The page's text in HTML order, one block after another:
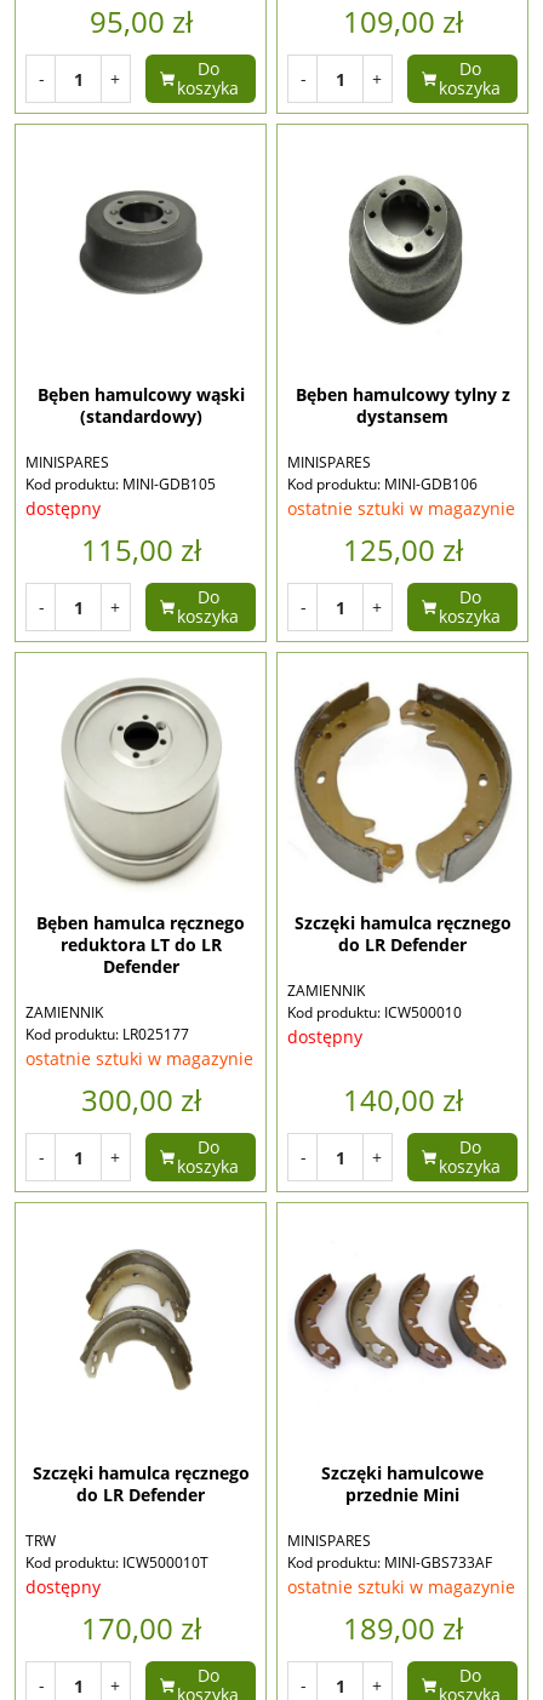
95,00 zł
- +
Do
koszyka
109,00 zł
- +
Do
koszyka
Bęben hamulcowy wąski
(standardowy)
MINISPARES
Kod produktu: MINI-GDB105
dostępny
115,00 zł
- +
Do
koszyka
Bęben hamulcowy tylny z
dystansem
MINISPARES
Kod produktu: MINI-GDB106
ostatnie sztuki w magazynie
125,00 zł
- +
Do
koszyka
Bęben hamulca ręcznego
reduktora LT do LR
Defender
ZAMIENNIK
Kod produktu: LR025177
ostatnie sztuki w magazynie
300,00 zł
- +
Do
koszyka
Szczęki hamulca ręcznego
do LR Defender
ZAMIENNIK
Kod produktu: ICW500010
dostępny
140,00 zł
- +
Do
koszyka
Szczęki hamulca ręcznego
do LR Defender
TRW
Kod produktu: ICW500010T
dostępny
170,00 zł
- +
Do
koszyka
Szczęki hamulcowe
przednie Mini
MINISPARES
Kod produktu: MINI-GBS733AF
ostatnie sztuki w magazynie
189,00 zł
- +
Do
koszyka